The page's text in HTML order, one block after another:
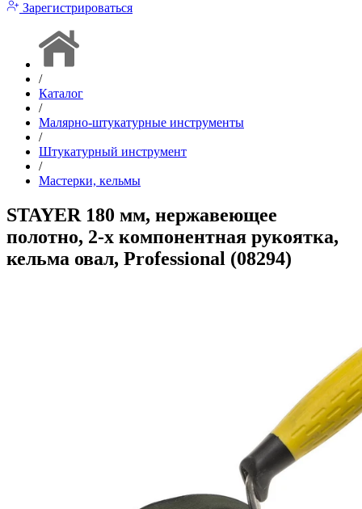
Зарегистрироваться
/
Каталог
/
Малярно-штукатурные инструменты
/
Штукатурный инструмент
/
Мастерки, кельмы
STAYER 180 мм, нержавеющее
полотно, 2-х компонентная рукоятка,
кельма овал, Professional (08294)